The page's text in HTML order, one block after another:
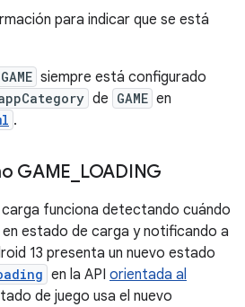
para indicar que se está
GAME siempre está configurado
de GAME en
.
GAME LOADING
funciona detectando cuándo
estado de carga y notificando a
13 presenta un nuevo estado
en la API orientada al
de juego usa el nuevo